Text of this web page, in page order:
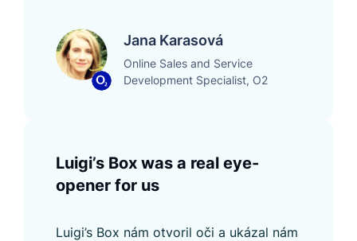
Jana Karasová
Online Sales and Service
Development Specialist, O2
Luigi’s Box was a real eye-
opener for us
Luigi’s Box nám otvoril oči a ukázal nám